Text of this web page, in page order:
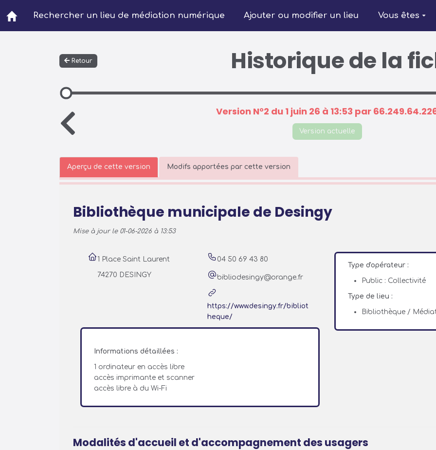
Aller au contenu principal
Rechercher un lieu de médiation numérique Ajouter ou modifier un lieu Vous êtes
Retour Historique de la
Version N°2 du 1 juin 26 à 13:53 par
Version actuelle
Aperçu de cette version Modifs apportées par cette version
Bibliothèque municipale de Desingy
Mise à jour le 01-06-2026 à 13:53
1 Place Saint Laurent
74270 DESINGY
04 50 69 43 80
bibliodesingy@orange.fr
https://www.desingy.fr/bibliot
heque/
Informations détaillées :
1 ordinateur en accès libre
accès imprimante et scanner
accès libre à du Wi-Fi
Type d'opérateur :
Public : Collectivité
Type de lieu :
Bibliothèque /
Modalités d'accueil et d'accompagnement des usagers